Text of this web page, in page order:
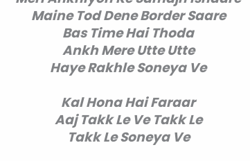
Maine Tod Dene Border Saare
Bas Time Hai Thoda
Ankh Mere Utte Utte
Haye Rakhle Soneya Ve
Kal Hona Hai Faraar
Aaj Takk Le Ve Takk Le
Takk Le Soneya Ve